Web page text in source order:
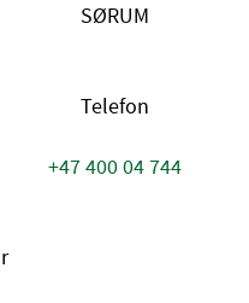
SØRUM
Telefon
+47 400 04 744